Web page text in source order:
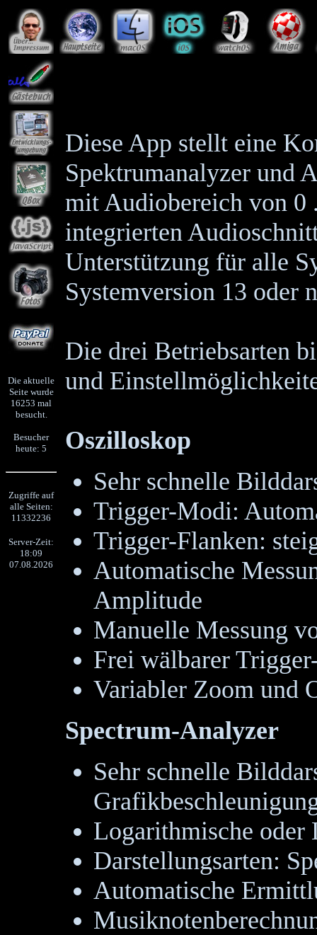
Die aktuelle
Seite wurde
16253 mal
besucht.
Besucher
heute: 5
Zugriffe auf
alle Seiten:
11332236
Server-Zeit:
18:09
07.08.2026
Diese App stellt eine
Spektrumanalyzer und
mit Audiobereich von 0
integrierten
Unterstützung für alle
Systemversion 13 oder
Die drei Betriebsarten
und
Oszilloskop
Sehr schnelle
Trigger-Modi:
Trigger-Flanken:
Automatische
Amplitude
Manuelle Messung
Frei wälbarer
Variabler Zoom und
Spectrum-Analyzer
Sehr schnelle
Logarithmische oder
Darstellungsarten:
Automatische